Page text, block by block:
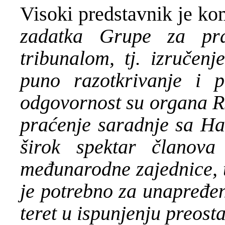
Visoki predstavnik je
zadatka Grupe za
tribunalom, tj.
puno razotkrivanje i
odgovornost su organa
praćenje saradnje sa
širok spektar
međunarodne
je potrebno za
teret u ispunjenju